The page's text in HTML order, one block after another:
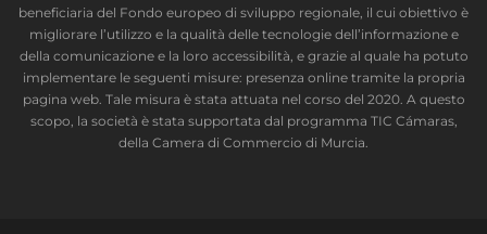
beneficiaria del Fondo europeo di sviluppo regionale, il cui obiettivo è
migliorare l’utilizzo e la qualità delle tecnologie dell’informazione e
della comunicazione e la loro accessibilità, e grazie al quale ha potuto
implementare le seguenti misure: presenza online tramite la propria
pagina web. Tale misura è stata attuata nel corso del 2020. A questo
scopo, la società è stata supportata dal programma TIC Cámaras,
della Camera di Commercio di Murcia.